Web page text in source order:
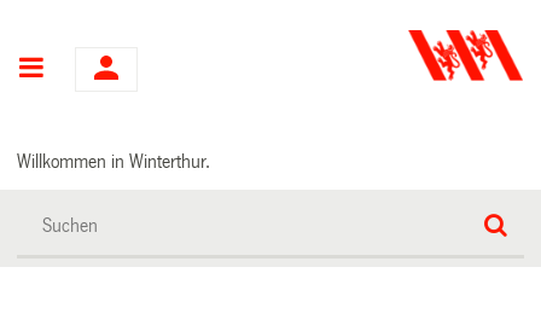
Hauptnavigation
Willkommen in Winterthur.